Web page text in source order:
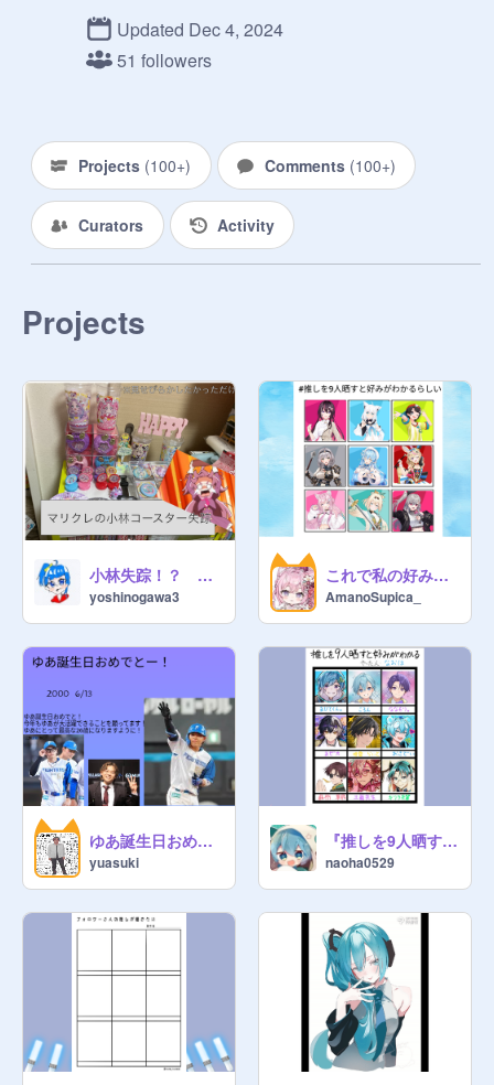
アニメでも、ドラマでも、ジャニー
ズだろうが、Vtuber、歌い手であろ
うが、韓国アイドルであろうが、何
このスタジオの推したちを見てエネ
ルギーチャージしよう！
同担拒否の方もどうぞ〜！
でも喧嘩はしないように！
ぞ！
推しに関係ないプロジェクトを見つ
けたら削除します。
Updated Dec 4, 2024
51 followers
Projects (100+) Comments (100+)
Curators Activity
Projects
小林失踪！？ グッズ集
yoshinogawa3
これで私の好みがわかるのか！？
AmanoSupica_
ゆあ誕生日おめでとー！
yuasuki
『推しを9人晒すと好みがわかる』やってみた
naoha0529